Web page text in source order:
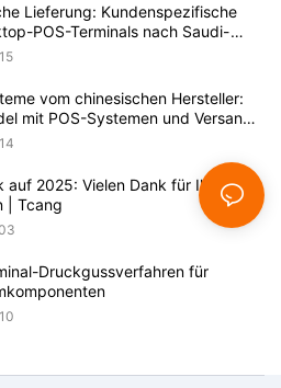
Lieferung: Kundenspezifische
POS-Terminals nach Saudi-
15
vom chinesischen Hersteller:
mit POS-Systemen und Versand
– TCANG Technology
14
auf 2025: Vielen Dank für Ihr
| Tcang
Druckgussverfahren für
10